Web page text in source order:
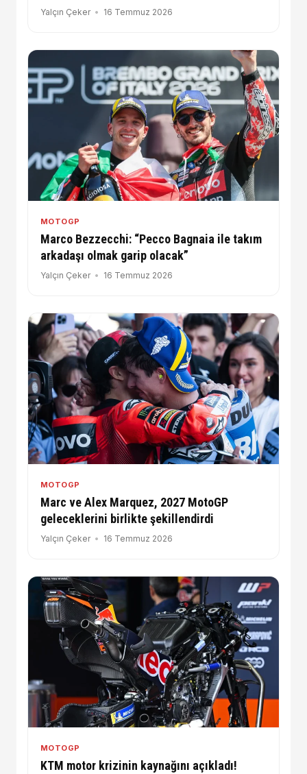
Yalçın Çeker 16 Temmuz 2026
MOTOGP
Marco Bezzecchi: “Pecco Bagnaia ile takım
arkadaşı olmak garip olacak”
Yalçın Çeker 16 Temmuz 2026
MOTOGP
Marc ve Alex Marquez, 2027 MotoGP
geleceklerini birlikte şekillendirdi
Yalçın Çeker 16 Temmuz 2026
MOTOGP
KTM motor krizinin kaynağını açıkladı!